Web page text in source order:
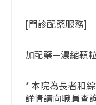
[門診配藥服務]
加配藥—濃縮顆
* 本院為長者和
詳情請向職員查